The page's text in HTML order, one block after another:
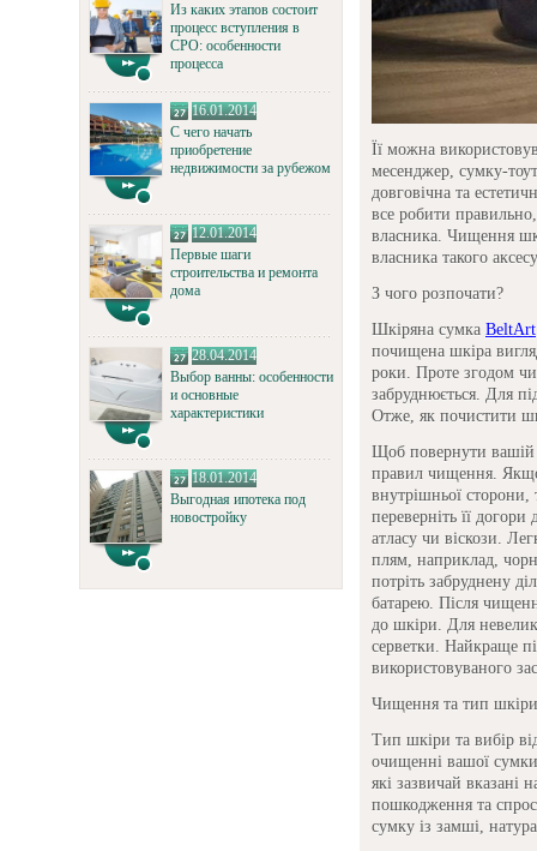
Из каких этапов состоит
процесс вступления в
СРО: особенности
процесса
16.01.2014
С чего начать
приобретение
недвижимости за рубежом
12.01.2014
Первые шаги
строительства и ремонта
дома
28.04.2014
Выбор ванны: особенности
и основные
характеристики
18.01.2014
Выгодная ипотека под
новостройку
Її можна
месенджер, сумку-
довговічна та
все робити
власника. Чищення
власника такого
З чого розпочати?
Шкіряна сумка BeltArt
почищена шкіра
роки. Проте згодом
забруднюється. Для
Отже, як почистити
Щоб повернути вашій
правил чищення. Якщо
внутрішньої сторони,
переверніть її догори
атласу чи віскози.
плям, наприклад,
потріть забруднену
батарею. Після
до шкіри. Для
серветки. Найкраще
використовуваного
Чищення та тип шкіри
Тип шкіри та вибір
очищенні вашої
які зазвичай вказані
пошкодження та
сумку із замші,